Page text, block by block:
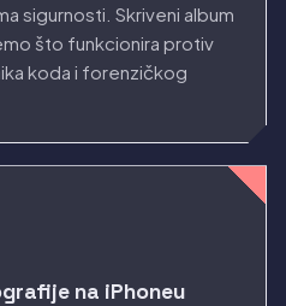
sigurnosti. Skriveni album
što funkcionira protiv
koda i forenzičkog
na iPhoneu